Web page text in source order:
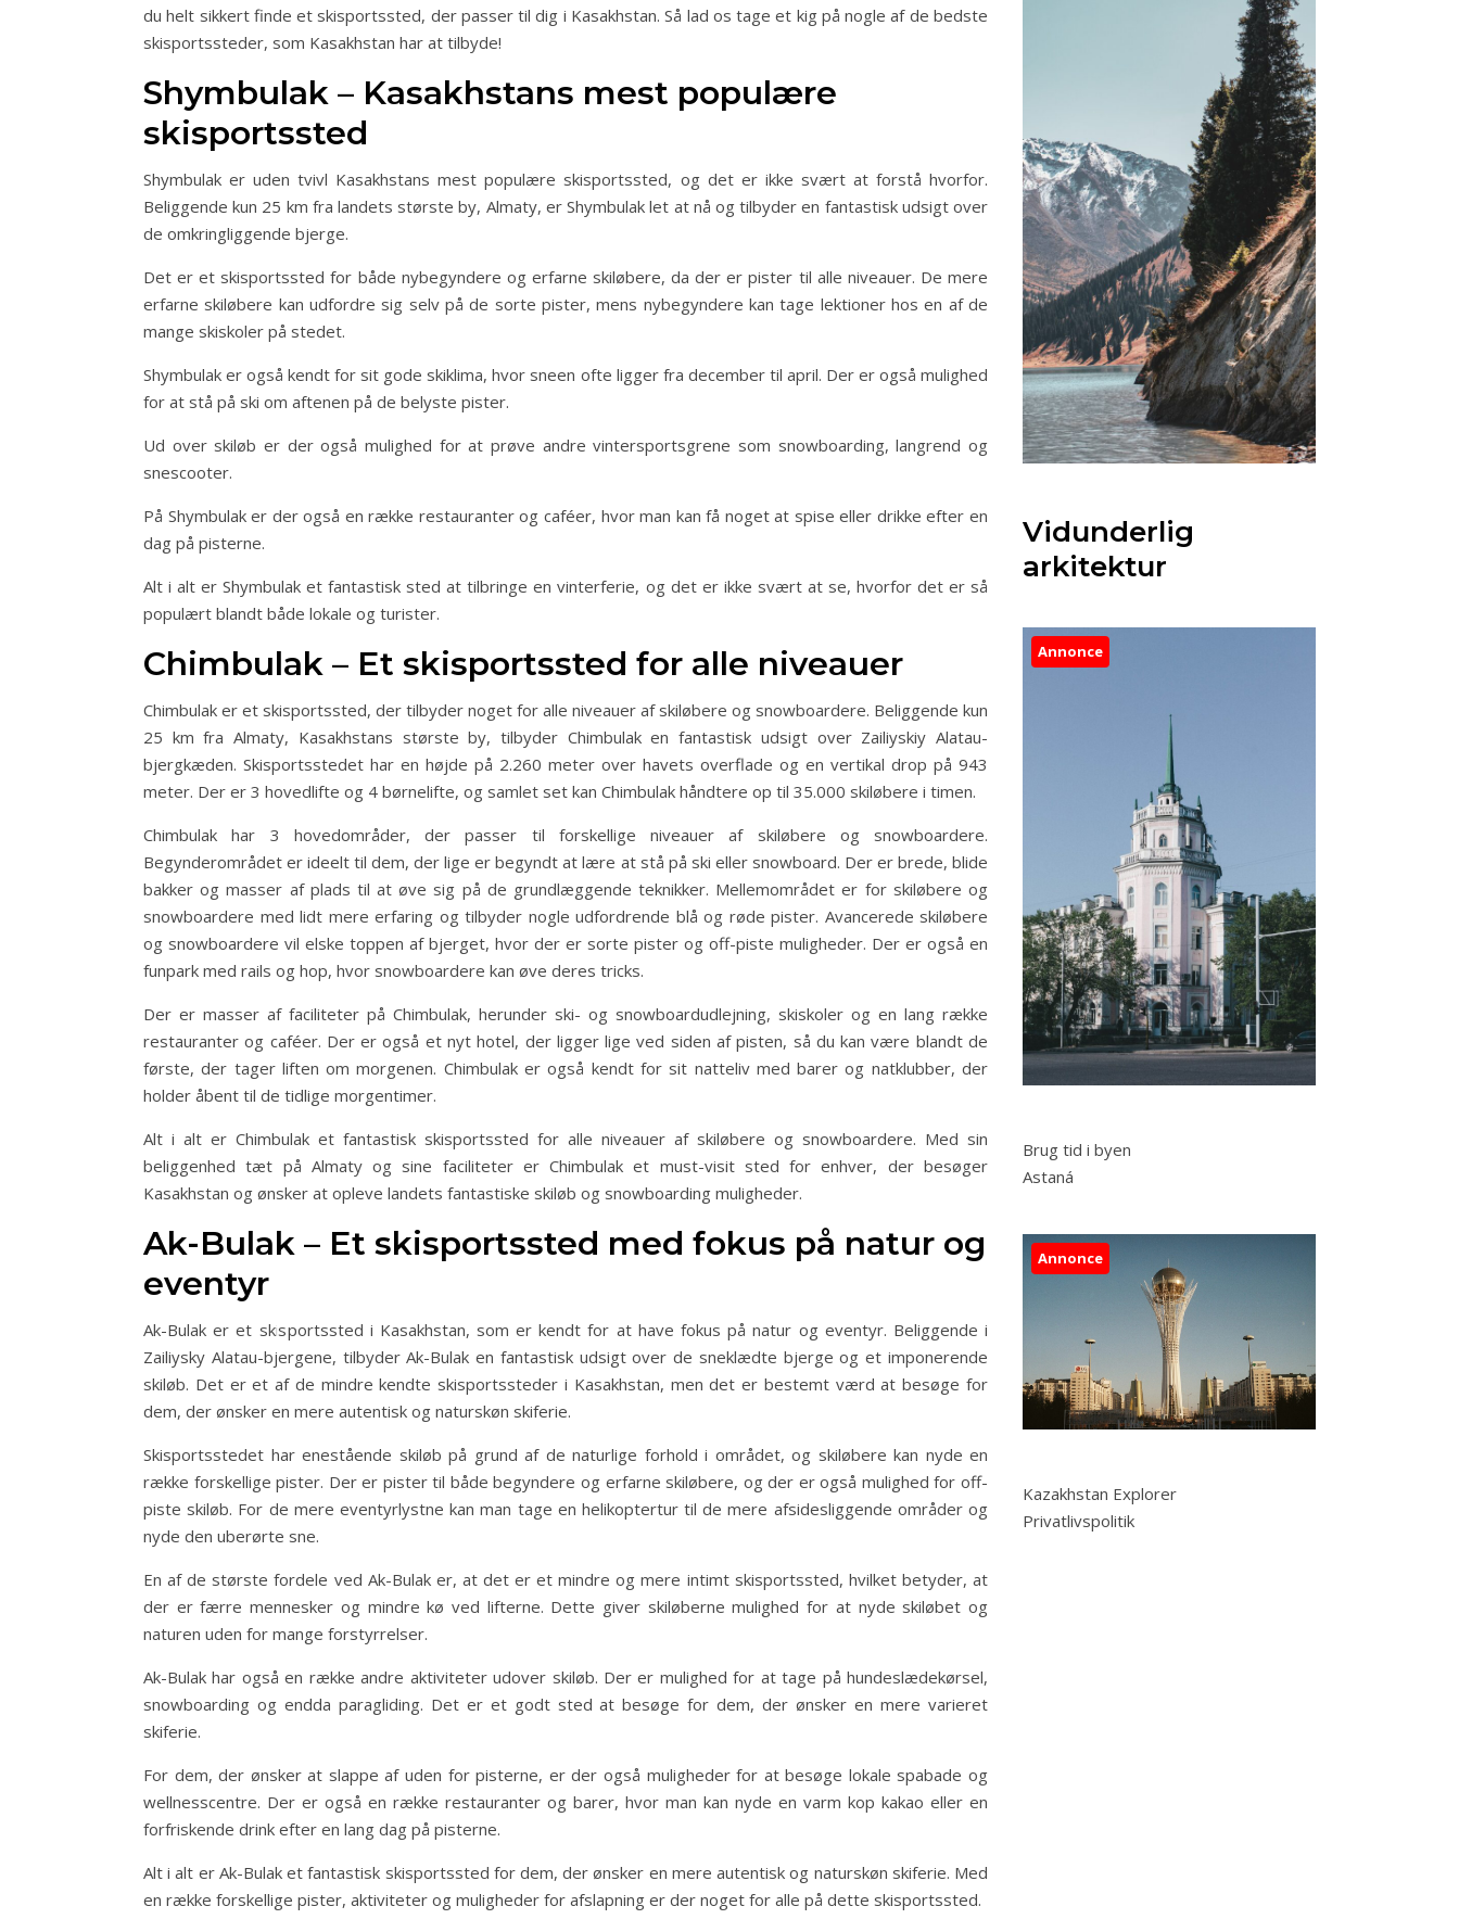
du helt sikkert finde et skisportssted, der passer til dig i Kasakhstan. Så lad os tage et kig på nogle af de bedste
skisportssteder, som Kasakhstan har at tilbyde!
Shymbulak – Kasakhstans mest populære
skisportssted
Shymbulak er uden tvivl Kasakhstans mest populære skisportssted, og det er ikke svært at forstå hvorfor.
Beliggende kun 25 km fra landets største by, Almaty, er Shymbulak let at nå og tilbyder en fantastisk udsigt over
de omkringliggende bjerge.
Det er et skisportssted for både nybegyndere og erfarne skiløbere, da der er pister til alle niveauer. De mere
erfarne skiløbere kan udfordre sig selv på de sorte pister, mens nybegyndere kan tage lektioner hos en af de
mange skiskoler på stedet.
Shymbulak er også kendt for sit gode skiklima, hvor sneen ofte ligger fra december til april. Der er også mulighed
for at stå på ski om aftenen på de belyste pister.
Ud over skiløb er der også mulighed for at prøve andre vintersportsgrene som snowboarding, langrend og
snescooter.
På Shymbulak er der også en række restauranter og caféer, hvor man kan få noget at spise eller drikke efter en
dag på pisterne.
Alt i alt er Shymbulak et fantastisk sted at tilbringe en vinterferie, og det er ikke svært at se, hvorfor det er så
populært blandt både lokale og turister.
Chimbulak – Et skisportssted for alle niveauer
Chimbulak er et skisportssted, der tilbyder noget for alle niveauer af skiløbere og snowboardere. Beliggende kun
25 km fra Almaty, Kasakhstans største by, tilbyder Chimbulak en fantastisk udsigt over Zailiyskiy Alatau-
bjergkæden. Skisportsstedet har en højde på 2.260 meter over havets overflade og en vertikal drop på 943
meter. Der er 3 hovedlifte og 4 børnelifte, og samlet set kan Chimbulak håndtere op til 35.000 skiløbere i timen.
Chimbulak har 3 hovedområder, der passer til forskellige niveauer af skiløbere og snowboardere.
Begynderområdet er ideelt til dem, der lige er begyndt at lære at stå på ski eller snowboard. Der er brede, blide
bakker og masser af plads til at øve sig på de grundlæggende teknikker. Mellemområdet er for skiløbere og
snowboardere med lidt mere erfaring og tilbyder nogle udfordrende blå og røde pister. Avancerede skiløbere
og snowboardere vil elske toppen af bjerget, hvor der er sorte pister og off-piste muligheder. Der er også en
funpark med rails og hop, hvor snowboardere kan øve deres tricks.
Der er masser af faciliteter på Chimbulak, herunder ski- og snowboardudlejning, skiskoler og en lang række
restauranter og caféer. Der er også et nyt hotel, der ligger lige ved siden af pisten, så du kan være blandt de
første, der tager liften om morgenen. Chimbulak er også kendt for sit natteliv med barer og natklubber, der
holder åbent til de tidlige morgentimer.
Alt i alt er Chimbulak et fantastisk skisportssted for alle niveauer af skiløbere og snowboardere. Med sin
beliggenhed tæt på Almaty og sine faciliteter er Chimbulak et must-visit sted for enhver, der besøger
Kasakhstan og ønsker at opleve landets fantastiske skiløb og snowboarding muligheder.
Ak-Bulak – Et skisportssted med fokus på natur og
eventyr
Ak-Bulak er et skisportssted i Kasakhstan, som er kendt for at have fokus på natur og eventyr. Beliggende i
Zailiysky Alatau-bjergene, tilbyder Ak-Bulak en fantastisk udsigt over de sneklædte bjerge og et imponerende
skiløb. Det er et af de mindre kendte skisportssteder i Kasakhstan, men det er bestemt værd at besøge for
dem, der ønsker en mere autentisk og naturskøn skiferie.
Skisportsstedet har enestående skiløb på grund af de naturlige forhold i området, og skiløbere kan nyde en
række forskellige pister. Der er pister til både begyndere og erfarne skiløbere, og der er også mulighed for off-
piste skiløb. For de mere eventyrlystne kan man tage en helikoptertur til de mere afsidesliggende områder og
nyde den uberørte sne.
En af de største fordele ved Ak-Bulak er, at det er et mindre og mere intimt skisportssted, hvilket betyder, at
der er færre mennesker og mindre kø ved lifterne. Dette giver skiløberne mulighed for at nyde skiløbet og
naturen uden for mange forstyrrelser.
Ak-Bulak har også en række andre aktiviteter udover skiløb. Der er mulighed for at tage på hundeslædekørsel,
snowboarding og endda paragliding. Det er et godt sted at besøge for dem, der ønsker en mere varieret
skiferie.
For dem, der ønsker at slappe af uden for pisterne, er der også muligheder for at besøge lokale spabade og
wellnesscentre. Der er også en række restauranter og barer, hvor man kan nyde en varm kop kakao eller en
forfriskende drink efter en lang dag på pisterne.
Alt i alt er Ak-Bulak et fantastisk skisportssted for dem, der ønsker en mere autentisk og naturskøn skiferie. Med
en række forskellige pister, aktiviteter og muligheder for afslapning er der noget for alle på dette skisportssted.
Vidunderlig
arkitektur
Annonce
Brug tid i byen
Astaná
Annonce
Kazakhstan Explorer
Privatlivspolitik